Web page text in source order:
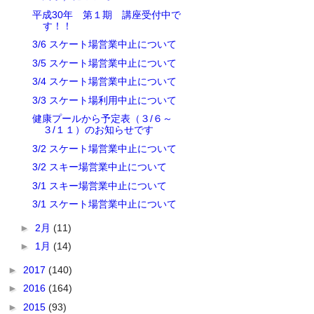
平成30年 第１期 講座受付中で
す！！
3/6 スケート場営業中止について
3/5 スケート場営業中止について
3/4 スケート場営業中止について
3/3 スケート場利用中止について
健康プールから予定表（３/６～
３/１１）のお知らせです
3/2 スケート場営業中止について
3/2 スキー場営業中止について
3/1 スキー場営業中止について
3/1 スケート場営業中止について
► 2月 (11)
► 1月 (14)
► 2017 (140)
► 2016 (164)
► 2015 (93)